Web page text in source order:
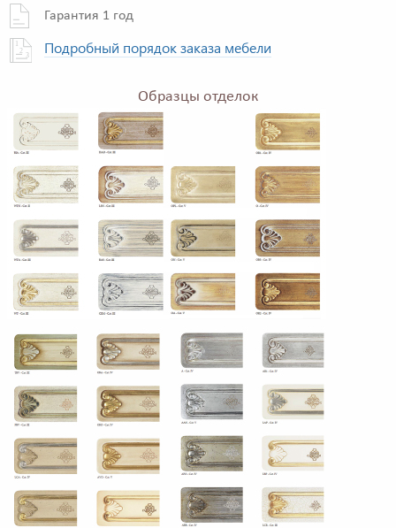
Гарантия 1 год
Подробный порядок заказа мебели
Образцы отделок